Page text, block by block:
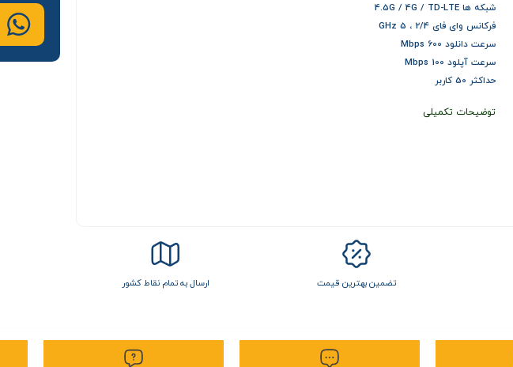
شبکه ها 4.5G / 4G / TD-LTE
فرکانس وای فای 2/4 ، 5 GHz
سرعت دانلود 600 Mbps
سرعت آپلود 100 Mbps
حداکثر 50 کاربر
توضیحات تکمیلی
تضمین بهترین قیمت ارسال به تمام نقاط کشور